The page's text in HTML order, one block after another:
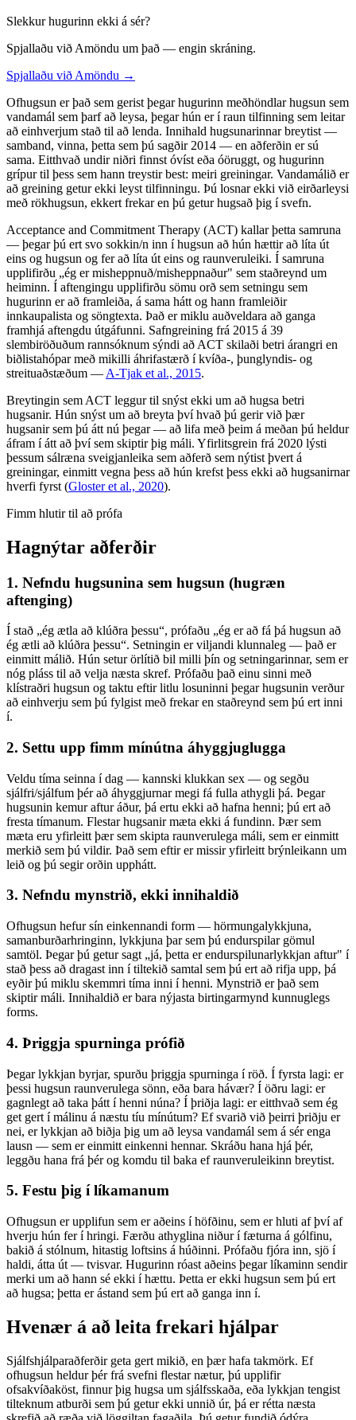
Slekkur hugurinn ekki á sér?
Spjallaðu við Amöndu um það — engin skráning.
Spjallaðu við Amöndu →
Ofhugsun er það sem gerist þegar hugurinn meðhöndlar hugsun sem
vandamál sem þarf að leysa, þegar hún er í raun tilfinning sem leitar
að einhverjum stað til að lenda. Innihald hugsunarinnar breytist —
samband, vinna, þetta sem þú sagðir 2014 — en aðferðin er sú
sama. Eitthvað undir niðri finnst óvíst eða óöruggt, og hugurinn
grípur til þess sem hann treystir best: meiri greiningar. Vandamálið er
að greining getur ekki leyst tilfinningu. Þú losnar ekki við eirðarleysi
með rökhugsun, ekkert frekar en þú getur hugsað þig í svefn.
Acceptance and Commitment Therapy (ACT) kallar þetta samruna
— þegar þú ert svo sokkin/n inn í hugsun að hún hættir að líta út
eins og hugsun og fer að líta út eins og raunveruleiki. Í samruna
upplifirðu „ég er misheppnuð/misheppnaður" sem staðreynd um
heiminn. Í aftengingu upplifirðu sömu orð sem setningu sem
hugurinn er að framleiða, á sama hátt og hann framleiðir
innkaupalista og söngtexta. Það er miklu auðveldara að ganga
framhjá aftengdu útgáfunni. Safngreining frá 2015 á 39
slembiröðuðum rannsóknum sýndi að ACT skilaði betri árangri en
biðlistahópar með mikilli áhrifastærð í kvíða-, þunglyndis- og
streituaðstæðum — A-Tjak et al., 2015.
Breytingin sem ACT leggur til snýst ekki um að hugsa betri
hugsanir. Hún snýst um að breyta því hvað þú gerir við þær
hugsanir sem þú átt nú þegar — að lifa með þeim á meðan þú heldur
áfram í átt að því sem skiptir þig máli. Yfirlitsgrein frá 2020 lýsti
þessum sálræna sveigjanleika sem aðferð sem nýtist þvert á
greiningar, einmitt vegna þess að hún krefst þess ekki að hugsanirnar
hverfi fyrst (Gloster et al., 2020).
Fimm hlutir til að prófa
Hagnýtar aðferðir
1. Nefndu hugsunina sem hugsun (hugræn
aftenging)
Í stað „ég ætla að klúðra þessu“, prófaðu „ég er að fá þá hugsun að
ég ætli að klúðra þessu“. Setningin er viljandi klunnaleg — það er
einmitt málið. Hún setur örlítið bil milli þín og setningarinnar, sem er
nóg pláss til að velja næsta skref. Prófaðu það einu sinni með
klístraðri hugsun og taktu eftir litlu losuninni þegar hugsunin verður
að einhverju sem þú fylgist með frekar en staðreynd sem þú ert inni
í.
2. Settu upp fimm mínútna áhyggjuglugga
Veldu tíma seinna í dag — kannski klukkan sex — og segðu
sjálfri/sjálfum þér að áhyggjurnar megi fá fulla athygli þá. Þegar
hugsunin kemur aftur áður, þá ertu ekki að hafna henni; þú ert að
fresta tímanum. Flestar hugsanir mæta ekki á fundinn. Þær sem
mæta eru yfirleitt þær sem skipta raunverulega máli, sem er einmitt
merkið sem þú vildir. Það sem eftir er missir yfirleitt brýnleikann um
leið og þú segir orðin upphátt.
3. Nefndu mynstrið, ekki innihaldið
Ofhugsun hefur sín einkennandi form — hörmungalykkjuna,
samanburðarhringinn, lykkjuna þar sem þú endurspilar gömul
samtöl. Þegar þú getur sagt „já, þetta er endurspilunarlykkjan aftur" í
stað þess að dragast inn í tiltekið samtal sem þú ert að rifja upp, þá
eyðir þú miklu skemmri tíma inni í henni. Mynstrið er það sem
skiptir máli. Innihaldið er bara nýjasta birtingarmynd kunnuglegs
forms.
4. Þriggja spurninga prófið
Þegar lykkjan byrjar, spurðu þriggja spurninga í röð. Í fyrsta lagi: er
þessi hugsun raunverulega sönn, eða bara hávær? Í öðru lagi: er
gagnlegt að taka þátt í henni núna? Í þriðja lagi: er eitthvað sem ég
get gert í málinu á næstu tíu mínútum? Ef svarið við þeirri þriðju er
nei, er lykkjan að biðja þig um að leysa vandamál sem á sér enga
lausn — sem er einmitt einkenni hennar. Skráðu hana hjá þér,
leggðu hana frá þér og komdu til baka ef raunveruleikinn breytist.
5. Festu þig í líkamanum
Ofhugsun er upplifun sem er aðeins í höfðinu, sem er hluti af því af
hverju hún fer í hringi. Færðu athyglina niður í fæturna á gólfinu,
bakið á stólnum, hitastig loftsins á húðinni. Prófaðu fjóra inn, sjö í
haldi, átta út — tvisvar. Hugurinn róast aðeins þegar líkaminn sendir
merki um að hann sé ekki í hættu. Þetta er ekki hugsun sem þú ert
að hugsa; þetta er ástand sem þú ert að ganga inn í.
Hvenær á að leita frekari hjálpar
Sjálfshjálparaðferðir geta gert mikið, en þær hafa takmörk. Ef
ofhugsun heldur þér frá svefni flestar nætur, þú upplifir
ofsakvíðaköst, finnur þig hugsa um sjálfsskaða, eða lykkjan tengist
tilteknum atburði sem þú getur ekki unnið úr, þá er rétta næsta